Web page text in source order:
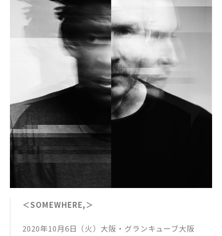
＜SOMEWHERE,＞
2020年10月6日（火）大阪・グランキューブ大阪